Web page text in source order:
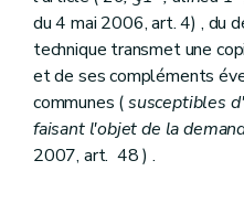
du 4 mai 2006, art. 4) , du
technique transmet une
et de ses compléments
communes (susceptibles
faisant l'objet de la
2007, art. 48 ) .